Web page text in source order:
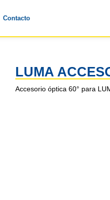
Contacto
LUMA
Accesorio óptica 60° para